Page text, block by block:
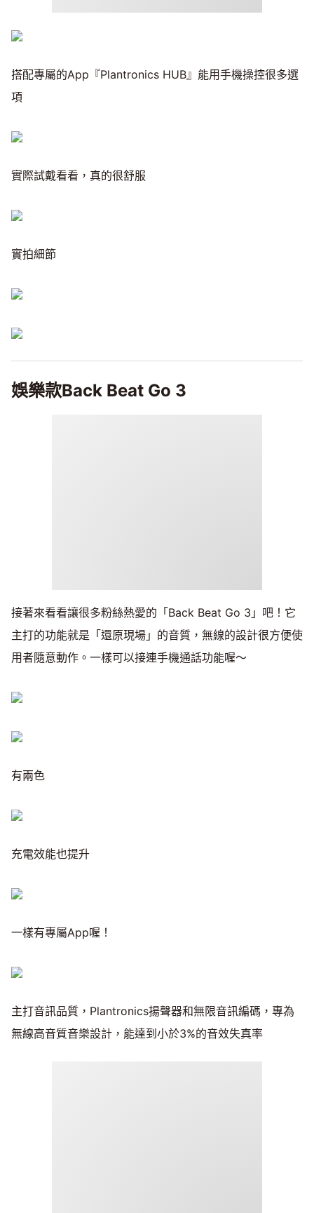
搭配專屬的App『Plantronics HUB』能用手機操控很多選
項
實際試戴看看，真的很舒服
實拍細節
娛樂款Back Beat Go 3
接著來看看讓很多粉絲熱愛的「Back Beat Go 3」吧！它
主打的功能就是「還原現場」的音質，無線的設計很方便使
用者隨意動作。一樣可以接連手機通話功能喔～
有兩色
充電效能也提升
一樣有專屬App喔！
主打音訊品質，Plantronics揚聲器和無限音訊編碼，專為
無線高音質音樂設計，能達到小於3%的音效失真率